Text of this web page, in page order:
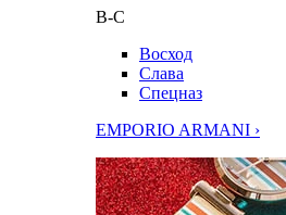
В-С
Восход
Слава
Спецназ
EMPORIO ARMANI ›